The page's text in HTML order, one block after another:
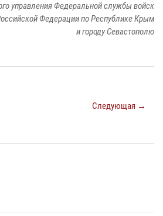
управления Федеральной службы войск
Федерации по Республике Крым
и городу Севастополю
Следующая →